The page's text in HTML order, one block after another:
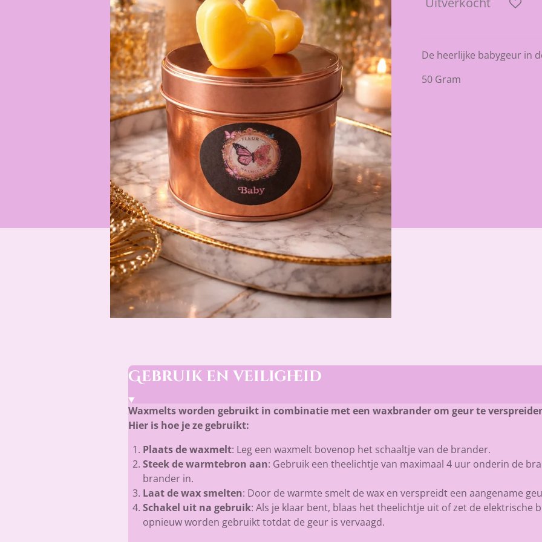
De heerlijke babygeur in
50 Gram
Gebruik en veiligheid
Waxmelts worden gebruikt in combinatie met een waxbrander om geur te
Hier is hoe je ze gebruikt:
Plaats de waxmelt: Leg een waxmelt bovenop het schaaltje van de brander.
Steek de warmtebron aan: Gebruik een theelichtje van maximaal 4 uur onderin de
brander in.
Laat de wax smelten: Door de warmte smelt de wax en verspreidt een aangename
Schakel uit na gebruik: Als je klaar bent, blaas het theelichtje uit of zet de elektrische
opnieuw worden gebruikt totdat de geur is vervaagd.